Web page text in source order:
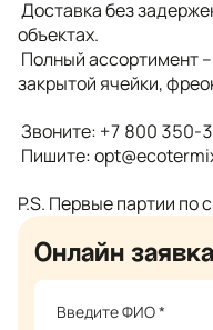
Доставка без
объектах.
Полный ассортимент
закрытой ячейки,
Звоните: +7 800 350-
Пишите:
P.S. Первые партии по
Онлайн заявка